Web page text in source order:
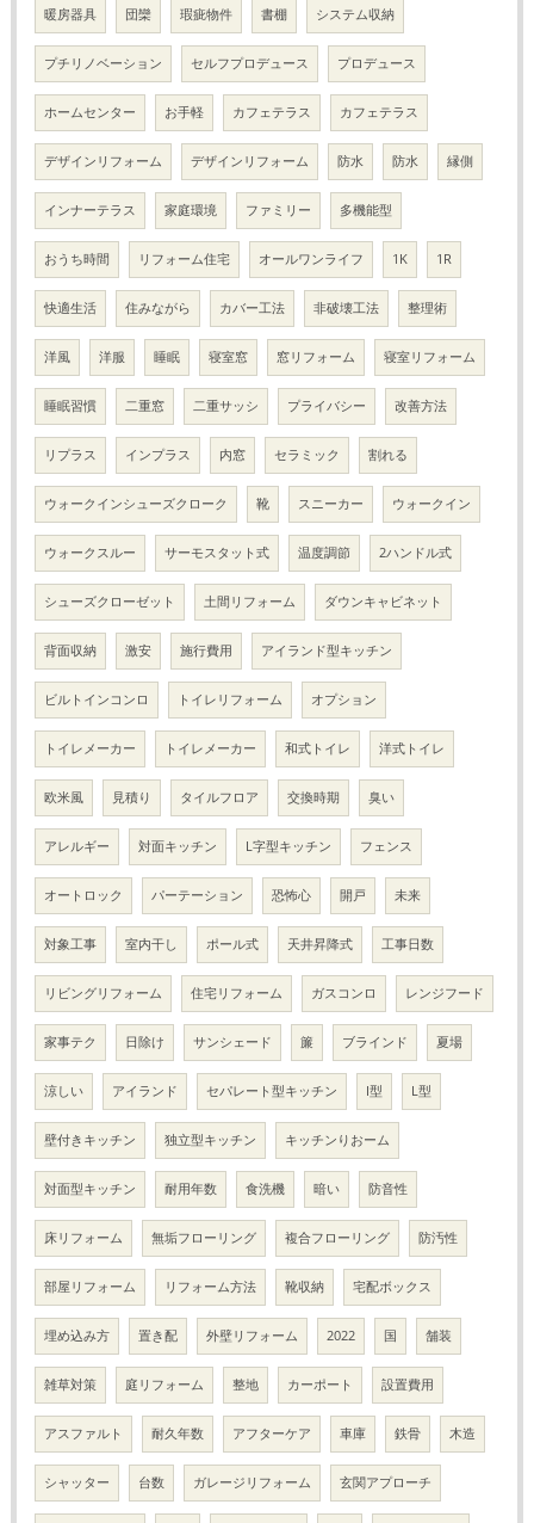
暖房器具 団欒 瑕疵物件 書棚 システム収納
プチリノベーション セルフプロデュース プロデュース
ホームセンター お手軽 カフェテラス カフェテラス
デザインリフォーム デザインリフォーム 防水 防水 縁側
インナーテラス 家庭環境 ファミリー 多機能型
おうち時間 リフォーム住宅 オールワンライフ 1K 1R
快適生活 住みながら カバー工法 非破壊工法 整理術
洋風 洋服 睡眠 寝室窓 窓リフォーム 寝室リフォーム
睡眠習慣 二重窓 二重サッシ プライバシー 改善方法
リプラス インプラス 内窓 セラミック 割れる
ウォークインシューズクローク 靴 スニーカー ウォークイン
ウォークスルー サーモスタット式 温度調節 2ハンドル式
シューズクローゼット 土間リフォーム ダウンキャビネット
背面収納 激安 施行費用 アイランド型キッチン
ビルトインコンロ トイレリフォーム オプション
トイレメーカー トイレメーカー 和式トイレ 洋式トイレ
欧米風 見積り タイルフロア 交換時期 臭い
アレルギー 対面キッチン L字型キッチン フェンス
オートロック パーテーション 恐怖心 開戸 未来
対象工事 室内干し ポール式 天井昇降式 工事日数
リビングリフォーム 住宅リフォーム ガスコンロ レンジフード
家事テク 日除け サンシェード 簾 ブラインド 夏場
涼しい アイランド セパレート型キッチン I型 L型
壁付きキッチン 独立型キッチン キッチンりおーム
対面型キッチン 耐用年数 食洗機 暗い 防音性
床リフォーム 無垢フローリング 複合フローリング 防汚性
部屋リフォーム リフォーム方法 靴収納 宅配ボックス
埋め込み方 置き配 外壁リフォーム 2022 国 舗装
雑草対策 庭リフォーム 整地 カーポート 設置費用
アスファルト 耐久年数 アフターケア 車庫 鉄骨 木造
シャッター 台数 ガレージリフォーム 玄関アプローチ